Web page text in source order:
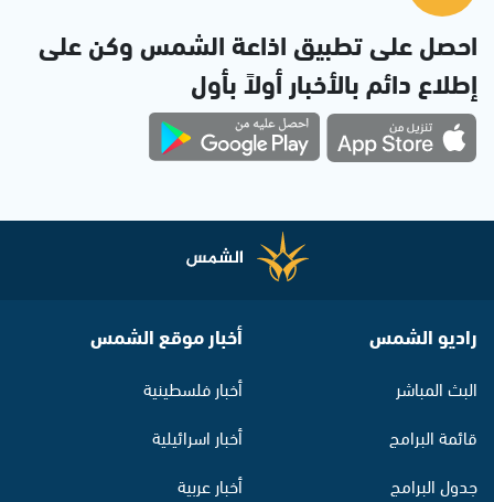
احصل على تطبيق اذاعة الشمس وكن على
إطلاع دائم بالأخبار أولاً بأول
راديو الشمس
البث المباشر
قائمة البرامج
جدول البرامج
أخبار موقع الشمس
أخبار فلسطينية
أخبار اسرائيلية
أخبار عربية